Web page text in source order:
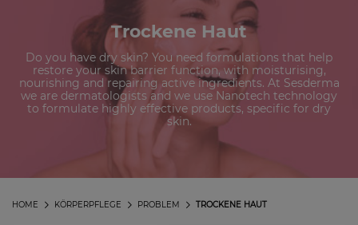
Trockene Haut
Do you have dry skin? You need formulations that help
restore your skin barrier function, with moisturising,
nourishing and repairing active ingredients. At Sesderma
we are dermatologists and we use Nanotech technology
to formulate highly effective products, specific for dry
skin.
TROCKENE HAUT
PROBLEM
KÖRPERPFLEGE
HOME